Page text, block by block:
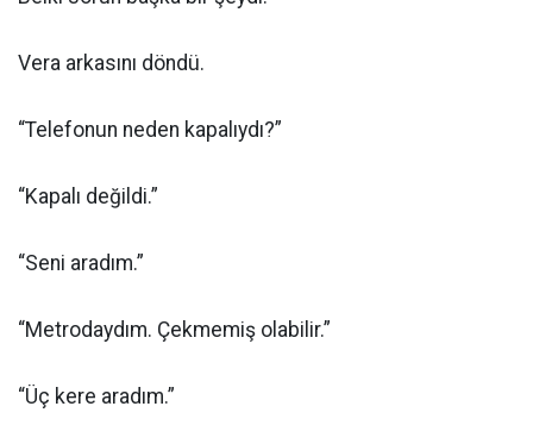
Vera arkasını döndü.
“Telefonun neden kapalıydı?”
“Kapalı değildi.”
“Seni aradım.”
“Metrodaydım. Çekmemiş olabilir.”
“Üç kere aradım.”